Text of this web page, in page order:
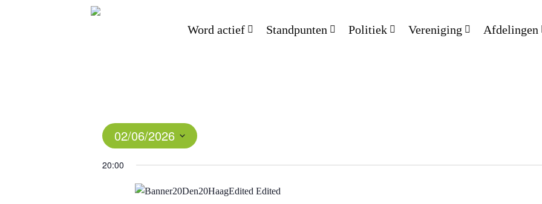
Word actief Standpunten Politiek Vereniging Afdelingen
02/06/2026
date.
20:00